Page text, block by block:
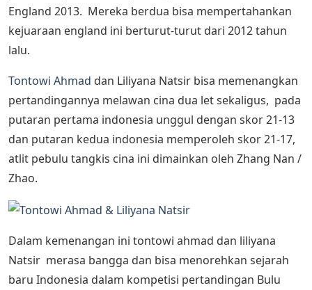
England 2013. Mereka berdua bisa mempertahankan
kejuaraan england ini berturut-turut dari 2012 tahun
lalu.
Tontowi Ahmad dan Liliyana Natsir bisa memenangkan
pertandingannya melawan cina dua let sekaligus, pada
putaran pertama indonesia unggul dengan skor 21-13
dan putaran kedua indonesia memperoleh skor 21-17,
atlit pebulu tangkis cina ini dimainkan oleh Zhang Nan /
Zhao.
Dalam kemenangan ini tontowi ahmad dan liliyana
Natsir merasa bangga dan bisa menorehkan sejarah
baru Indonesia dalam kompetisi pertandingan Bulu